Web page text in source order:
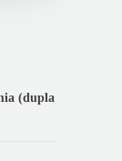
(dupla